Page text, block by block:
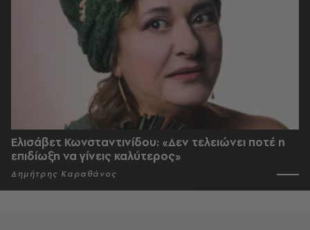
Ελισάβετ Κωνσταντινίδου: «Δεν τελειώνει ποτέ η
επιδίωξη να γίνεις καλύτερος»
Δημήτρης Καραθάνος